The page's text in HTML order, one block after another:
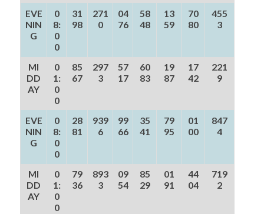
EVE
NIN
G
0
8:
0
0
31
98
271
0
04
76
58
48
13
59
70
80
455
3
MI
DD
AY
0
1:
0
0
85
67
297
3
57
17
60
83
19
87
17
42
221
9
EVE
NIN
G
0
8:
0
0
28
81
939
6
99
66
35
41
79
95
01
00
847
4
MI
DD
AY
0
1:
0
0
79
36
893
3
09
54
85
29
01
91
44
04
719
2